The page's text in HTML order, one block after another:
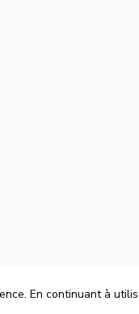
En continuant à